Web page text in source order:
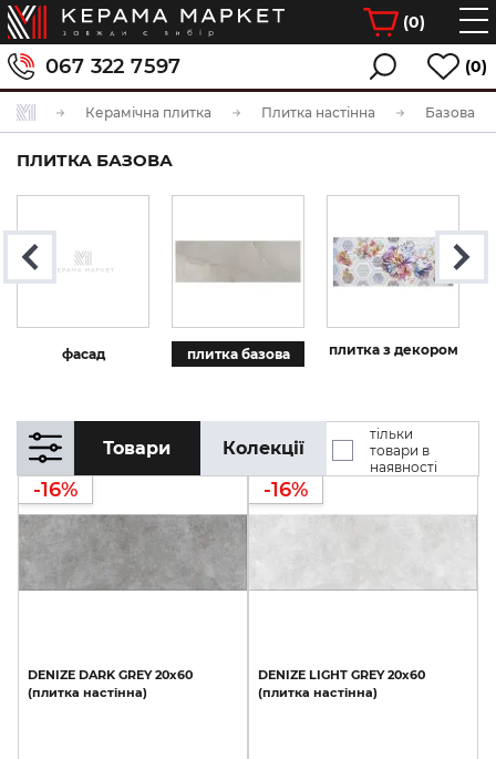
(0)
067 322 7597 (0)
Керамічна плитка Плитка настінна Базова
ПЛИТКА БАЗОВА
фасад плитка базова плитка з декором
Товари Колекції
тільки
товари в
наявності
-16%
DENIZE DARK GREY 20x60
(плитка настінна)
-16%
DENIZE LIGHT GREY 20x60
(плитка настінна)